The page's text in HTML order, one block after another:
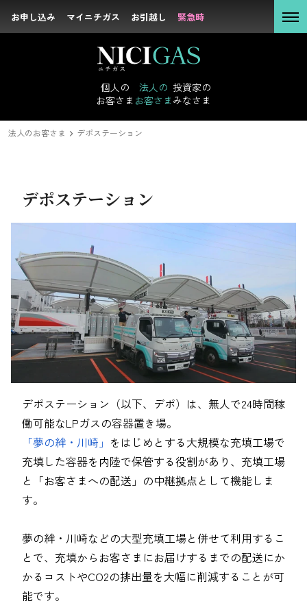
お申し込み マイニチガス お引越し 緊急時
個人の
お客さま
法人の
お客さま
投資家の
みなさま
投資家のみなさまトップ IRニュース 経営方針
サステナビリティトップ トップコミットメント
社長メッセージ 経営理念
新卒採用 キャリア採用
お申し込み マイニチガス お引越し 緊急時
法人のお客さま
エネルギー託送とは
夢の絆・川崎
スペース蛍
雲の宇宙船
マイニチガス
タノミマスター
ニチガスサーチ
エネルギー事業
動力エネルギー契約プラン
エネルギーに関する工事のご案内
ガス工事
お客さま
企業情報
採用情報
English
法人のお客さま デポステーション
デポステーション
デポステーション（以下、デポ）は、無人で24時間稼
働可能なLPガスの容器置き場。
「夢の絆・川崎」 をはじめとする大規模な充填工場で
充填した容器を内陸で保管する役割があり、充填工場
と「お客さまへの配送」の中継拠点として機能しま
す。
夢の絆・川崎などの大型充填工場と併せて利用するこ
とで、充填からお客さまにお届けするまでの配送にか
かるコストやCO2の排出量を大幅に削減することが可
能です。